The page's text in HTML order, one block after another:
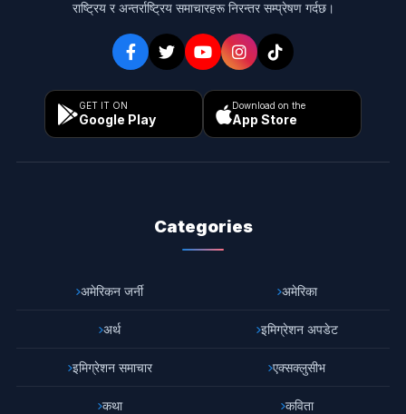
राष्ट्रिय र अन्तर्राष्ट्रिय समाचारहरू निरन्तर सम्प्रेषण गर्दछ।
GET IT ON
Google Play
Download on the
App Store
Categories
अमेरिकन जर्नी अमेरिका
अर्थ इमिग्रेशन अपडेट
इमिग्रेशन समाचार एक्सक्लुसीभ
कथा कविता